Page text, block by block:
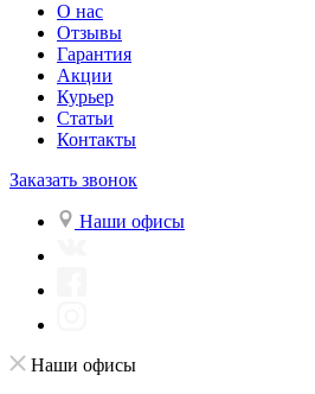
О нас
Отзывы
Гарантия
Акции
Курьер
Статьи
Контакты
Заказать звонок
Наши офисы
Наши офисы